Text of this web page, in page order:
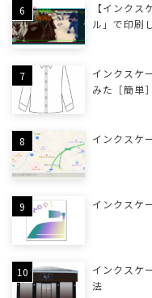
【インク
ル」で印刷
インクスケ
みた［簡単］
インクスケ
インクスケ
インクスケ
法